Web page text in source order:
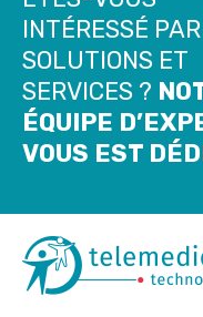
INTÉRESSÉ
SOLUTIONS ET
SERVICES ?
ÉQUIPE
VOUS EST